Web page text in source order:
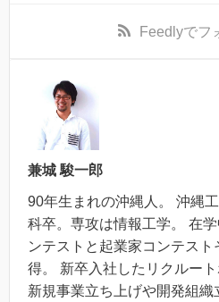
Feedlyでフ
兼城 駿一郎
90年生まれの沖縄人。 沖縄
科卒。専攻は情報工学。 在
ンテストと起業家コンテス
得。 新卒入社したリクルー
新規事業立ち上げや開発組